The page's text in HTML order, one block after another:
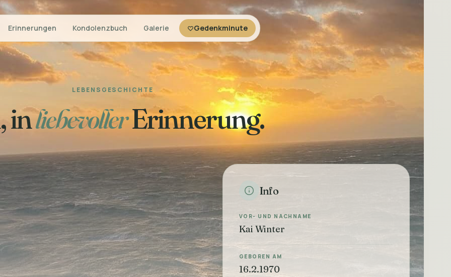
Erinnerungen Kondolenzbuch Galerie Gedenkminute
LEBENSGESCHICHTE
inliebevollerErinnerung.
Info
VOR- UND NACHNAME
Kai Winter
GEBOREN AM
16.2.1970